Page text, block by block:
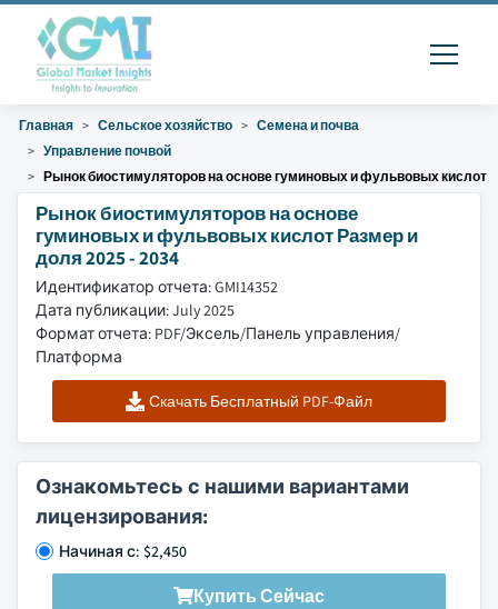
Главная Сельское хозяйство
Семена и почва
Управление почвой
Рынок биостимуляторов на основе гуминовых и фульвовых кислот
Рынок биостимуляторов на основе
гуминовых и фульвовых кислот Размер и
доля 2025 - 2034
Идентификатор отчета: GMI14352
Дата публикации: July 2025
Формат отчета: PDF/Эксель/Панель управления/
Платформа
Скачать Бесплатный PDF-Файл
Ознакомьтесь с нашими вариантами
лицензирования:
Начиная с: $2,450
Купить Сейчас